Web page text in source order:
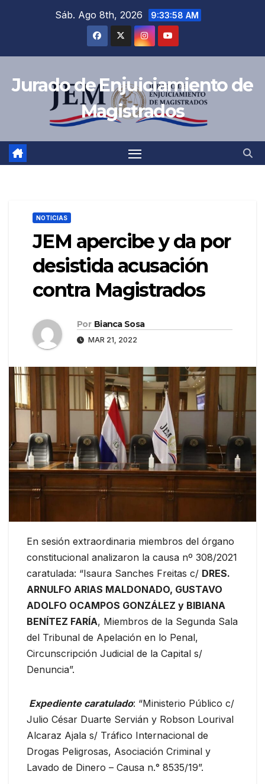
Sáb. Ago 8th, 2026 9:33:59 AM
Jurado de Enjuiciamiento de
Magistrados
NOTICIAS
JEM apercibe y da por
desistida acusación
contra Magistrados
Por Bianca Sosa
MAR 21, 2022
En sesión extraordinaria miembros del órgano
constitucional analizaron la causa nº 308/2021
caratulada: “Isaura Sanches Freitas c/ DRES.
ARNULFO ARIAS MALDONADO, GUSTAVO
ADOLFO OCAMPOS GONZÁLEZ y BIBIANA
BENÍTEZ FARÍA, Miembros de la Segunda Sala
del Tribunal de Apelación en lo Penal,
Circunscripción Judicial de la Capital s/
Denuncia”.
Expediente caratulado: “Ministerio Público c/
Julio César Duarte Servián y Robson Lourival
Alcaraz Ajala s/ Tráfico Internacional de
Drogas Peligrosas, Asociación Criminal y
Lavado de Dinero – Causa n.° 8535/19”.